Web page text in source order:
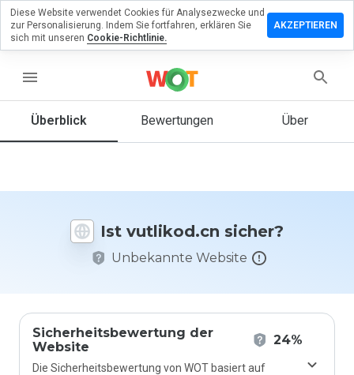
menu
Überblick Bewertungen Über
Ist vutlikod.cn sicher?
Unbekannte Website
Sicherheitsbewertung der
Website
24%
Die Sicherheitsbewertung von WOT basiert auf
eine
würden
Diese Website verwendet Cookies für Analysezwecke und
zur Personalisierung. Indem Sie fortfahren, erklären Sie
sich mit unseren Cookie-Richtlinie.
AKZEPTIEREN